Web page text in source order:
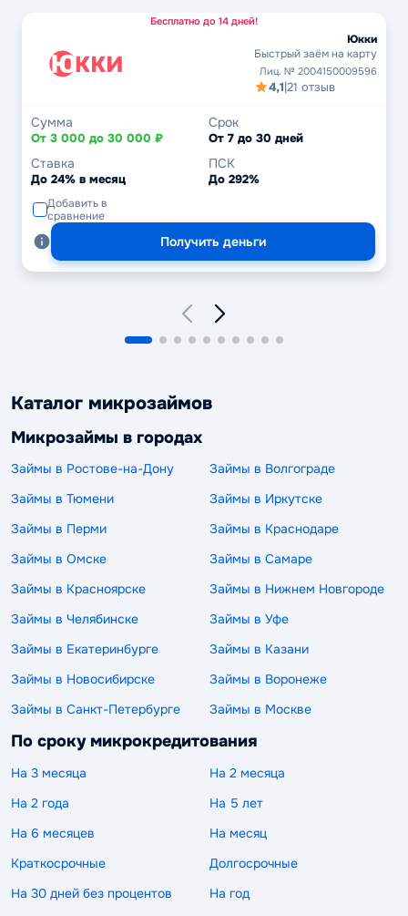
Бесплатно до 14 дней!
Юкки
Быстрый заём на карту
Лиц. № 2004150009596
4,1|21 отзыв
Сумма
От 3 000 до 30 000 ₽
Срок
От 7 до 30 дней
Ставка
До 24% в месяц
ПСК
До 292%
Добавить в
сравнение
Получить деньги
Каталог микрозаймов
Микрозаймы в городах
Займы в Ростове-на-Дону
Займы в Волгограде
Займы в Тюмени
Займы в Иркутске
Займы в Перми
Займы в Краснодаре
Займы в Омске
Займы в Самаре
Займы в Красноярске
Займы в Нижнем Новгороде
Займы в Челябинске
Займы в Уфе
Займы в Екатеринбурге
Займы в Казани
Займы в Новосибирске
Займы в Воронеже
Займы в Санкт-Петербурге
Займы в Москве
По сроку микрокредитования
На 3 месяца
На 2 месяца
На 2 года
На 5 лет
На 6 месяцев
На месяц
Краткосрочные
Долгосрочные
На 30 дней без процентов
На год